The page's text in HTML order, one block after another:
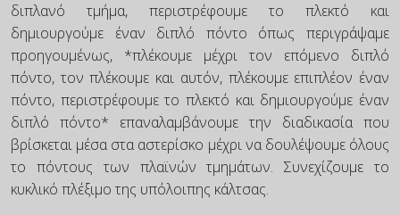
διπλανό τμήμα, περιστρέφουμε το πλεκτό και
δημιουργούμε έναν διπλό πόντο όπως περιγράψαμε
προηγουμένως, *πλέκουμε μέχρι τον επόμενο διπλό
πόντο, τον πλέκουμε και αυτόν, πλέκουμε επιπλέον έναν
πόντο, περιστρέφουμε το πλεκτό και δημιουργούμε έναν
διπλό πόντο* επαναλαμβάνουμε την διαδικασία που
βρίσκεται μέσα στα αστερίσκο μέχρι να δουλέψουμε όλους
το πόντους των πλαϊνών τμημάτων. Συνεχίζουμε το
κυκλικό πλέξιμο της υπόλοιπης κάλτσας.